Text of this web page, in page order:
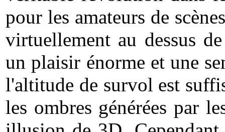
pour les amateurs de
virtuellement au dessus
un plaisir énorme et une
l'altitude de survol est
les ombres générées par